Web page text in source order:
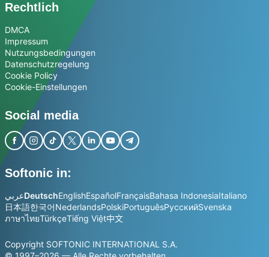
Rechtlich
DMCA
Impressum
Nutzungsbedingungen
Datenschutzregelung
Cookie Policy
Cookie-Einstellungen
Social media
Softonic in:
عربيDeutschEnglishEspañolFrançaisBahasa IndonesiaItaliano
日本語한국어NederlandsPolskiPortuguêsРусскийSvenska
ภาษาไทยTürkçeTiếng Việt中文
Copyright SOFTONIC INTERNATIONAL S.A.